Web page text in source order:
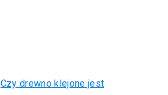
Czy drewno klejone jest